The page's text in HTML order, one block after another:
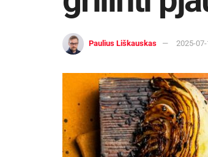
Paulius Liškauskas 2025-